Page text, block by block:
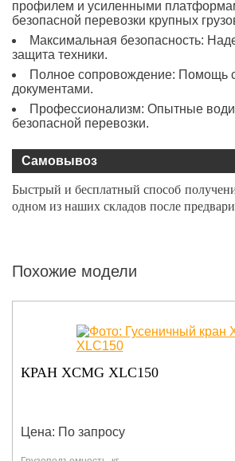
профилем и усиленными
безопасной перевозки крупных
Максимальная безопасность:
защита техники.
Полное сопровождение: Помощь
документами.
Профессионализм: Опытные
безопасной перевозки.
Самовывоз
Быстрый и бесплатный способ
одном из наших складов после
Похожие модели
КРАН XCMG XLC150
Цена: По запросу